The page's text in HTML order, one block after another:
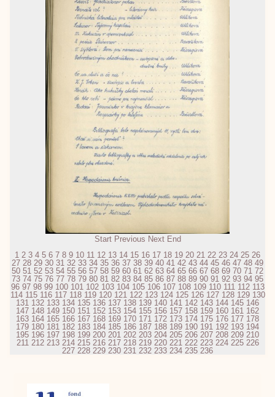
Start Previous Next End
1 2 3 4 5 6 7 8 9 10 11 12 13 14 15 16 17 18 19 20 21 22 23 24 25 26
27 28 29 30 31 32 33 34 35 36 37 38 39 40 41 42 43 44 45 46 47 48 49
50 51 52 53 54 55 56 57 58 59 60 61 62 63 64 65 66 67 68 69 70 71 72
73 74 75 76 77 78 79 80 81 82 83 84 85 86 87 88 89 90 91 92 93 94 95
96 97 98 99 100 101 102 103 104 105 106 107 108 109 110 111 112 113
114 115 116 117 118 119 120 121 122 123 124 125 126 127 128 129 130
131 132 133 134 135 136 137 138 139 140 141 142 143 144 145 146
147 148 149 150 151 152 153 154 155 156 157 158 159 160 161 162
163 164 165 166 167 168 169 170 171 172 173 174 175 176 177 178
179 180 181 182 183 184 185 186 187 188 189 190 191 192 193 194
195 196 197 198 199 200 201 202 203 204 205 206 207 208 209 210
211 212 213 214 215 216 217 218 219 220 221 222 223 224 225 226
227 228 229 230 231 232 233 234 235 236